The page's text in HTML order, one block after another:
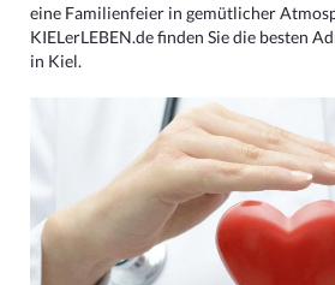
eine Familienfeier in gemütlicher
KIELerLEBEN.de finden Sie die besten
in Kiel.